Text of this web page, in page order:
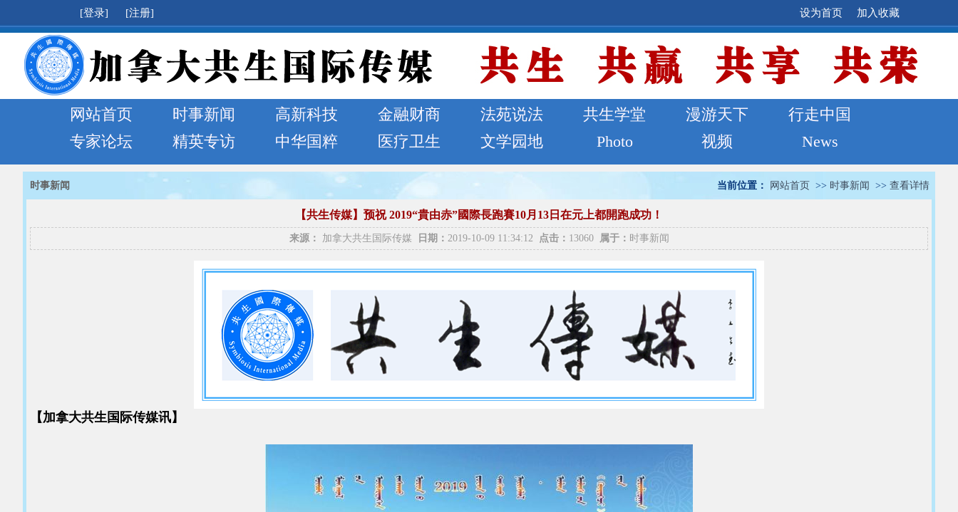
[登录] [注册] 加入收藏
设为首页
网站首页 时事新闻 高新科技 金融财商 法苑说法 共生学堂 漫游天下
行走中国
专家论坛
精英专访 中华国粹 医疗卫生 文学园地 Photo 视频 News
当前位置： 网站首页 >> 时事新闻 >> 查看详情
时事新闻
【共生传媒】预祝 2019“貴由赤”國際長跑賽10月13日在元上都開跑成功！
来源： 加拿大共生国际传媒 日期： 2019-10-09 11:34:12 点击： 13060 属于： 时事新闻
【加拿大共生国际传媒讯】